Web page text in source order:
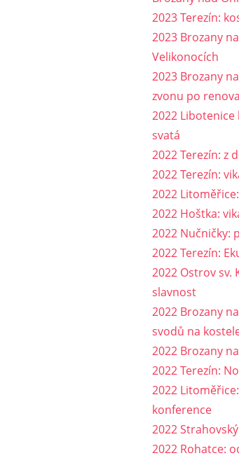
2023 Terezín:
2023 Brozany
Velikonocích
2023 Brozany
zvonu po
2022
svatá
2022 Terezín: z
2022 Terezín:
2022
2022 Hoštka:
2022 Nučničky:
2022 Terezín:
2022 Ostrov
slavnost
2022 Brozany
svodů na
2022 Brozany
2022 Terezín:
2022
konference
2022
2022 Rohatce: